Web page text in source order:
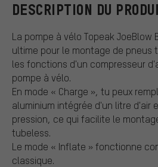
DESCRIPTION DU
La pompe à vélo Topeak
ultime pour le montage de pneus
les fonctions d'un compresseur
pompe à vélo.
En mode « Charge », tu peux
aluminium intégrée d'un litre d'air
pression, ce qui facilite le
tubeless.
Le mode « Inflate » fonctionne
classique.